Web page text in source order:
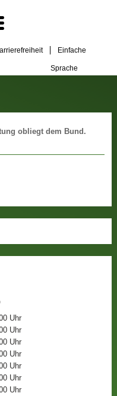
Einfache
Sprache
obliegt dem Bund.
Uhr
Uhr
Uhr
Uhr
Uhr
Uhr
Uhr